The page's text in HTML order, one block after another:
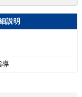
説明
導